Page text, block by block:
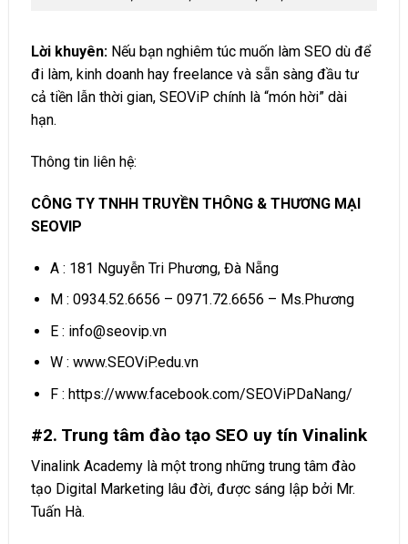
Lời khuyên: Nếu bạn nghiêm túc muốn làm SEO dù để
đi làm, kinh doanh hay freelance và sẵn sàng đầu tư
cả tiền lẫn thời gian, SEOViP chính là “món hời” dài
hạn.
Thông tin liên hệ:
CÔNG TY TNHH TRUYỀN THÔNG & THƯƠNG MẠI
SEOVIP
A : 181 Nguyễn Tri Phương, Đà Nẵng
M : 0934.52.6656 – 0971.72.6656 – Ms.Phương
E : info@seovip.vn
W : www.SEOViP.edu.vn
F : https://www.facebook.com/SEOViPDaNang/
#2. Trung tâm đào tạo SEO uy tín Vinalink
Vinalink Academy là một trong những trung tâm đào
tạo Digital Marketing lâu đời, được sáng lập bởi Mr.
Tuấn Hà.